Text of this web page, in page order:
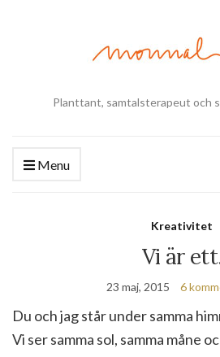
Planttant, samtalsterapeut och
Menu
Kreativitet
Vi är
23 maj, 2015 6
Du och jag står under samma
Vi ser samma sol, samma måne